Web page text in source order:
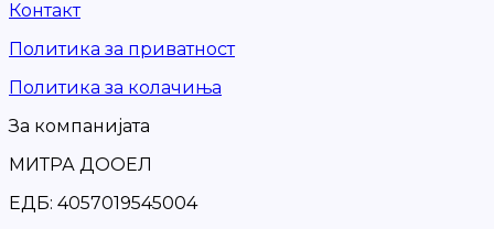
Контакт
Политика за приватност
Политика за колачиња
За компанијата
МИТРА ДООЕЛ
ЕДБ: 4057019545004